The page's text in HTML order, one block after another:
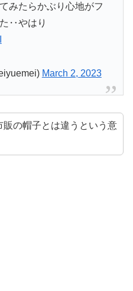
みたらかぶり心地がフ
‥やはり
March 2, 2023
販の帽子とは違うという意